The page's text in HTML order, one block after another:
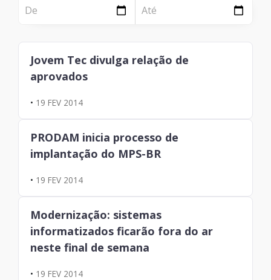
Página
Notícia
NOTÍCIA
Tecnologia
Gestão de Tecnologia
PÁGINA
Case
Reconhecimento
Jovem Tec divulga relação de
aprovados
• 19 FEV 2014
PRODAM inicia processo de
implantação do MPS-BR
• 19 FEV 2014
Modernização: sistemas
informatizados ficarão fora do ar
neste final de semana
• 19 FEV 2014